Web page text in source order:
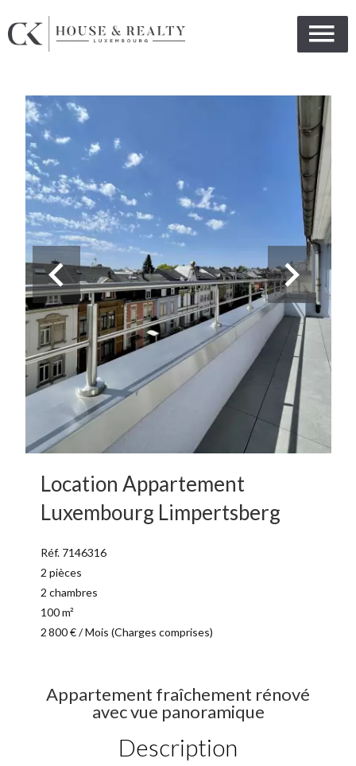
Location Appartement
Luxembourg Limpertsberg
Réf. 7146316
2 pièces
2 chambres
100 m²
2 800 € / Mois (Charges comprises)
Appartement fraîchement rénové
avec vue panoramique
Description